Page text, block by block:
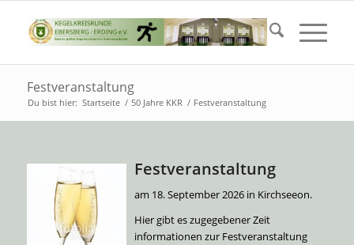
Festveranstaltung
Du bist hier: Startseite / 50 Jahre KKR / Festveranstaltung
Festveranstaltung
am 18. September 2026 in Kirchseeon.
Hier gibt es zugegebener Zeit
informationen zur Festveranstaltung